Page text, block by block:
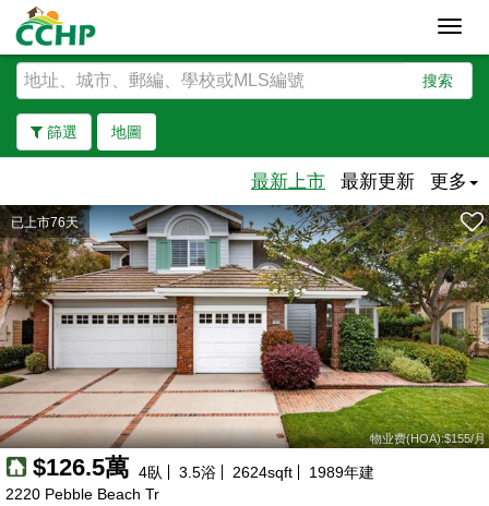
搜索
篩選 地圖
去除邊界
最新上市 最新更新 更多
已上市76天
物业费(HOA):$155/月
$126.5萬 4臥 3.5浴 2624sqft 1989年建
2220 Pebble Beach Tr